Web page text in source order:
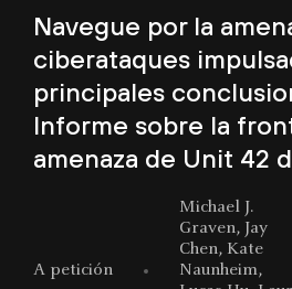
Navegue por la
ciberataques
principales
Informe sobre la
amenaza de Unit 42
A petición
Michael J.
Graven, Jay
Chen, Kate
Naunheim,